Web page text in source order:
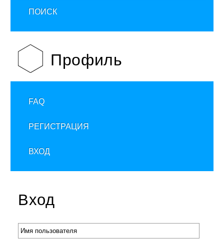
ПОИСК
Профиль
FAQ
РЕГИСТРАЦИЯ
ВХОД
Вход